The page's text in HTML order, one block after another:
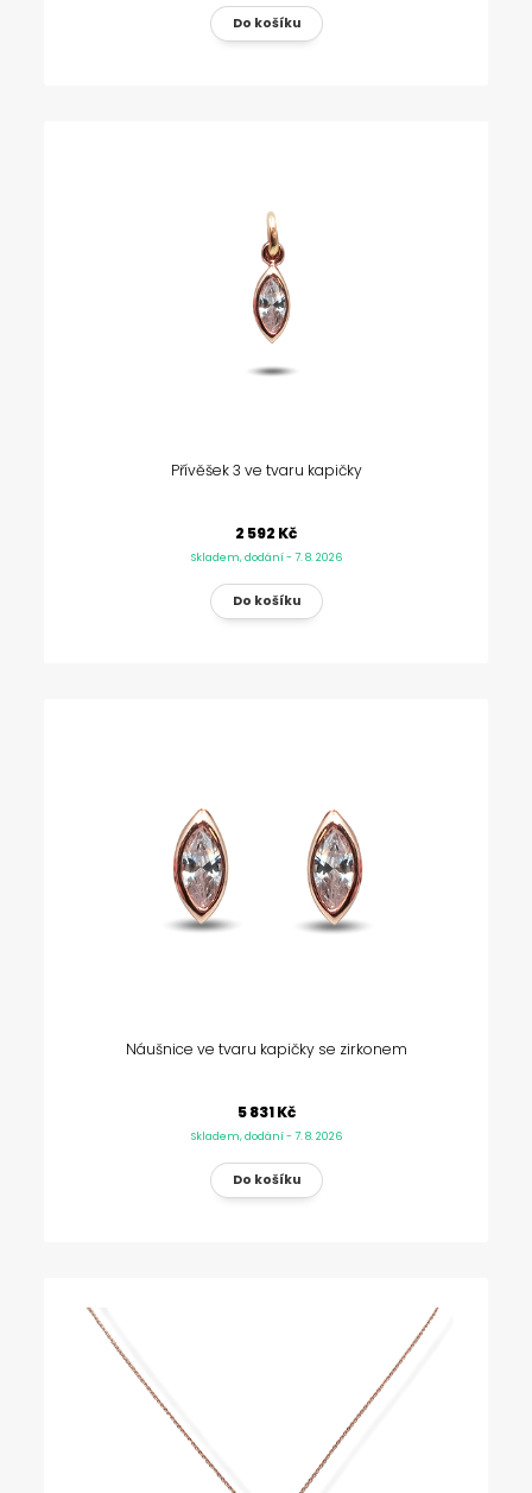
Přívěšek 3 ve tvaru kapičky
2 592 Kč
Skladem, dodání - 7. 8. 2026
Náušnice ve tvaru kapičky se zirkonem
5 831 Kč
Skladem, dodání - 7. 8. 2026